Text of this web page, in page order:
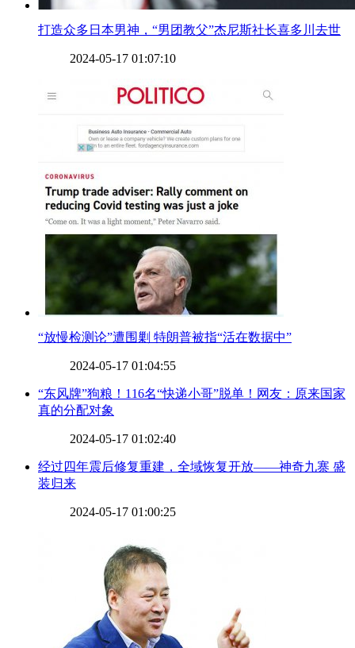
​打造众多日本男神，“男团教父”杰尼斯社长喜多川去世
2024-05-17 01:07:10
​“放慢检测论”遭围剿 特朗普被指“活在数据中”
2024-05-17 01:04:55
​“东风牌”狗粮！116名“快递小哥”脱单！网友：原来国家
真的分配对象
2024-05-17 01:02:40
​经过四年震后修复重建，全域恢复开放——神奇九寨 盛
装归来
2024-05-17 01:00:25